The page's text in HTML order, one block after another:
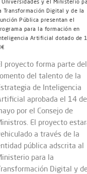
Transformación Digital y de la
Pública presentan el
para la formación en
Artificial dotado de
proyecto forma parte del
del talento de la
de Inteligencia
aprobada el 14 de
por el Consejo de
El proyecto
a través de la
pública adscrita al
para la
Digital y